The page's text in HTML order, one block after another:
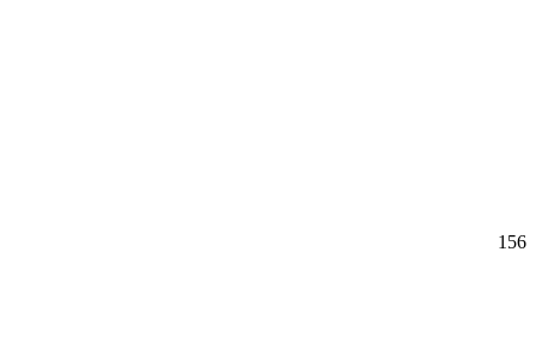
156